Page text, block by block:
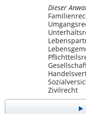
Dieser
Zivilrecht